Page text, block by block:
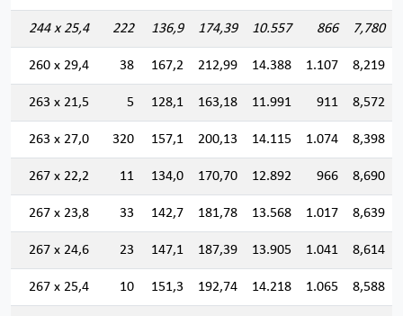
244 x 25,4 222 136,9 174,39 10.557 866 7,780
260 x 29,4 38 167,2 212,99 14.388 1.107 8,219
263 x 21,5 5 128,1 163,18 11.991 911 8,572
263 x 27,0 320 157,1 200,13 14.115 1.074 8,398
267 x 22,2 11 134,0 170,70 12.892 966 8,690
267 x 23,8 33 142,7 181,78 13.568 1.017 8,639
267 x 24,6 23 147,1 187,39 13.905 1.041 8,614
267 x 25,4 10 151,3 192,74 14.218 1.065 8,588